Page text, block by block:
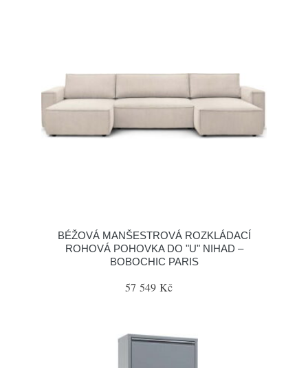
BÉŽOVÁ MANŠESTROVÁ ROZKLÁDACÍ
ROHOVÁ POHOVKA DO "U" NIHAD –
BOBOCHIC PARIS
57 549 Kč